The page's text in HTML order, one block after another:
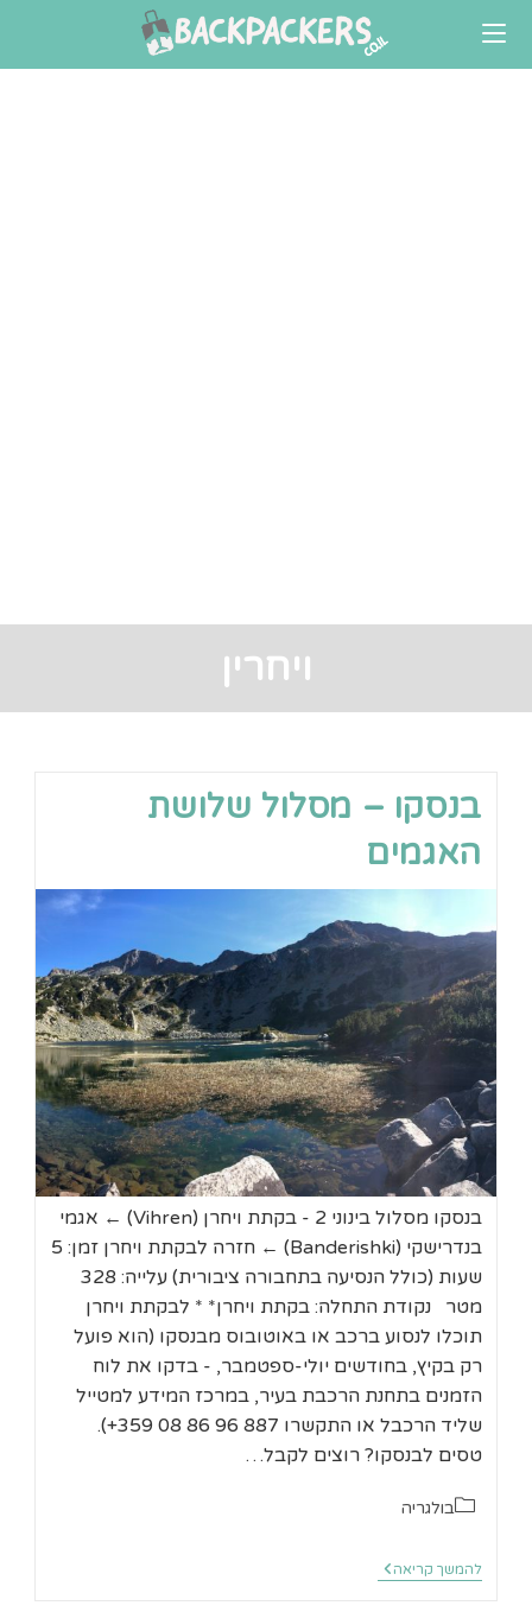
content
ויחרין
בנסקו – מסלול שלושת
האגמים
בנסקו מסלול בינוני 2 - בקתת ויחרן (Vihren) ← אגמי
בנדרישקי (Banderishki) ← חזרה לבקתת ויחרן זמן: 5
שעות (כולל הנסיעה בתחבורה ציבורית) עלייה: 328
מטר נקודת התחלה: בקתת ויחרן* * לבקתת ויחרן
תוכלו לנסוע ברכב או באוטובוס מבנסקו (הוא פועל
רק בקיץ, בחודשים יולי-ספטמבר, - בדקו את לוח
הזמנים בתחנת הרכבת בעיר, במרכז המידע למטייל
שליד הרכבל או התקשרו 887 96 86 08 359+).
טסים לבנסקו? רוצים לקבל…
קטגוריה:
בולגריה
להמשך קריאה בנסקו
–